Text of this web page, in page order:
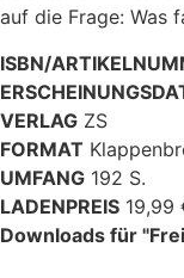
auf die Frage: Was
ISBN/
VERLAG ZS
FORMAT
UMFANG 192 S.
LADENPREIS 19,99
Downloads für